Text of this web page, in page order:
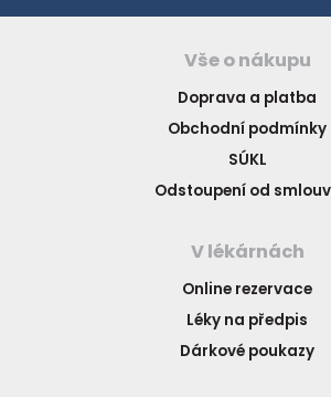
Vše o nákupu
Doprava a platba
Obchodní podmínky
SÚKL
Odstoupení od
V lékárnách
Online rezervace
Léky na předpis
Dárkové poukazy